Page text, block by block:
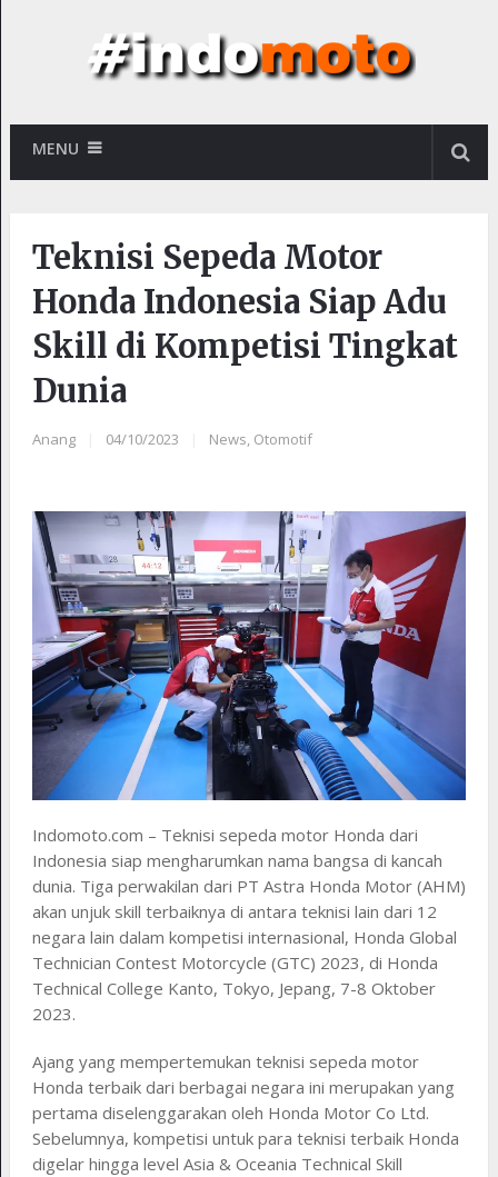
MENU
Teknisi Sepeda Motor
Honda Indonesia Siap Adu
Skill di Kompetisi Tingkat
Dunia
Anang 04/10/2023 News, Otomotif
Indomoto.com – Teknisi sepeda motor Honda dari
Indonesia siap mengharumkan nama bangsa di kancah
dunia. Tiga perwakilan dari PT Astra Honda Motor (AHM)
akan unjuk skill terbaiknya di antara teknisi lain dari 12
negara lain dalam kompetisi internasional, Honda Global
Technician Contest Motorcycle (GTC) 2023, di Honda
Technical College Kanto, Tokyo, Jepang, 7-8 Oktober
2023.
Ajang yang mempertemukan teknisi sepeda motor
Honda terbaik dari berbagai negara ini merupakan yang
pertama diselenggarakan oleh Honda Motor Co Ltd.
Sebelumnya, kompetisi untuk para teknisi terbaik Honda
digelar hingga level Asia & Oceania Technical Skill